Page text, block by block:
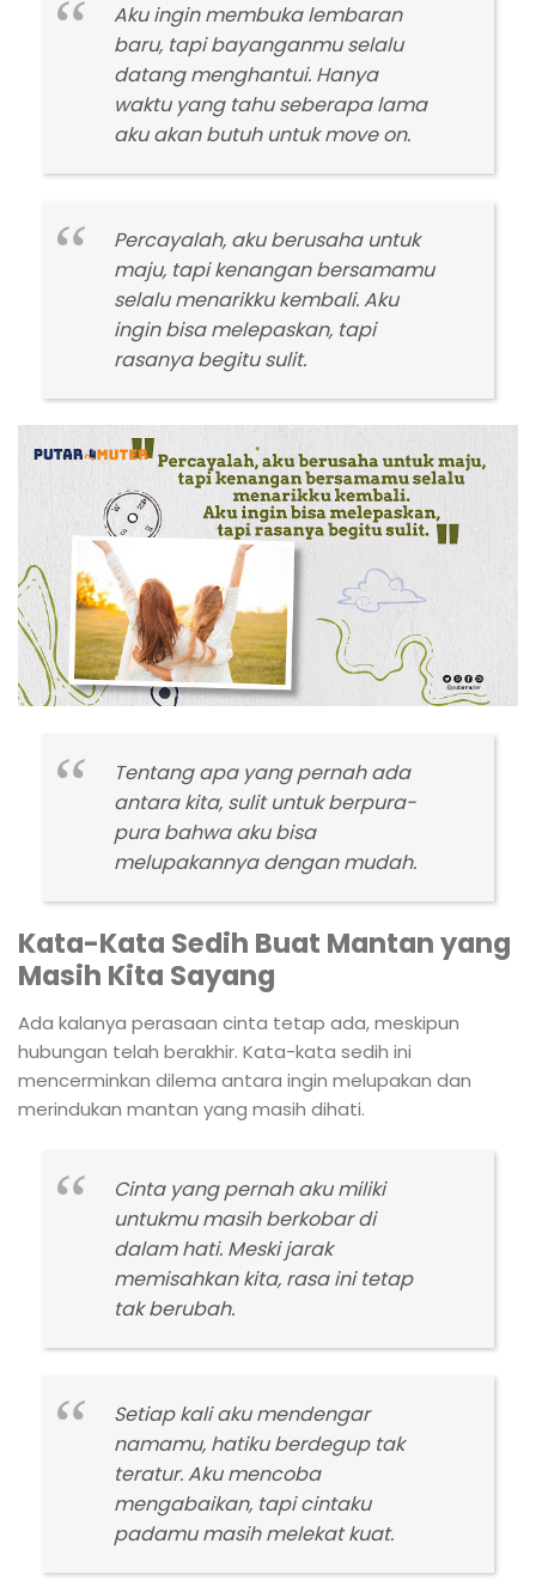
Aku ingin membuka lembaran
baru, tapi bayanganmu selalu
datang menghantui. Hanya
waktu yang tahu seberapa lama
aku akan butuh untuk move on.
Percayalah, aku berusaha untuk
maju, tapi kenangan bersamamu
selalu menarikku kembali. Aku
ingin bisa melepaskan, tapi
rasanya begitu sulit.
Tentang apa yang pernah ada
antara kita, sulit untuk berpura-
pura bahwa aku bisa
melupakannya dengan mudah.
Kata-Kata Sedih Buat Mantan yang
Masih Kita Sayang
Ada kalanya perasaan cinta tetap ada, meskipun
hubungan telah berakhir. Kata-kata sedih ini
mencerminkan dilema antara ingin melupakan dan
merindukan mantan yang masih dihati.
Cinta yang pernah aku miliki
untukmu masih berkobar di
dalam hati. Meski jarak
memisahkan kita, rasa ini tetap
tak berubah.
Setiap kali aku mendengar
namamu, hatiku berdegup tak
teratur. Aku mencoba
mengabaikan, tapi cintaku
padamu masih melekat kuat.